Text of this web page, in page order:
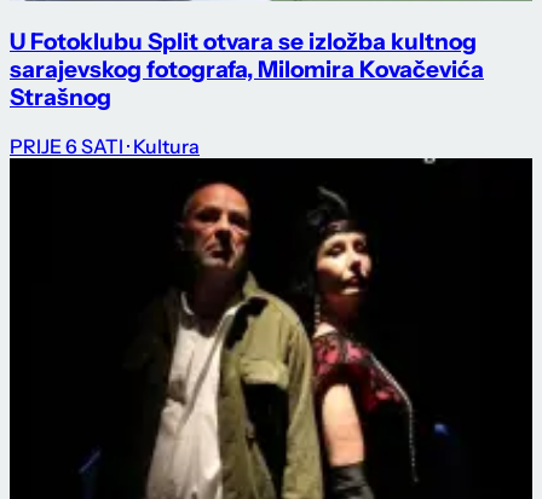
U Fotoklubu Split otvara se izložba kultnog
sarajevskog fotografa, Milomira Kovačevića
Strašnog
PRIJE 6 SATI · Kultura